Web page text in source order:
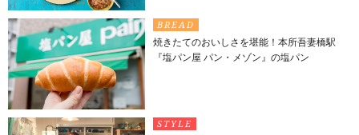
BREAD
焼きたてのおいしさを堪能！本所吾妻橋駅
『塩パン屋 パン・メゾン』の塩パン
STYLE